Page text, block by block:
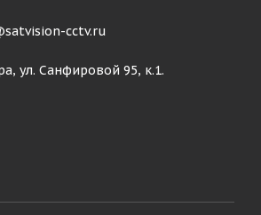
cctv.ru
ул. Санфировой 95, к.1.